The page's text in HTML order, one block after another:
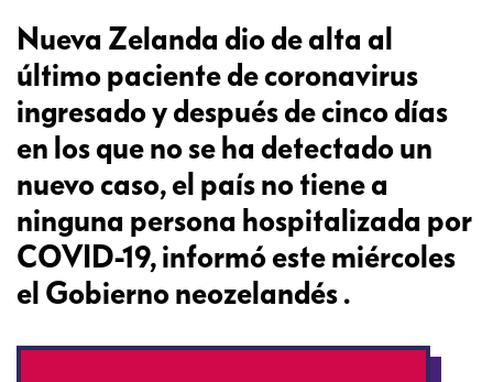
Nueva Zelanda dio de alta al
último paciente de coronavirus
ingresado y después de cinco días
en los que no se ha detectado un
nuevo caso, el país no tiene a
ninguna persona hospitalizada por
COVID-19, informó este miércoles
el Gobierno neozelandés .